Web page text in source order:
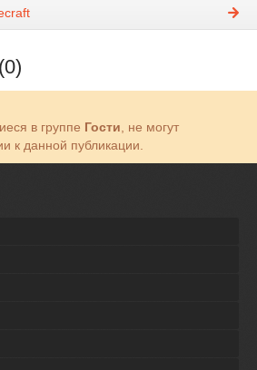
в группе Гости, не могут
к данной публикации.